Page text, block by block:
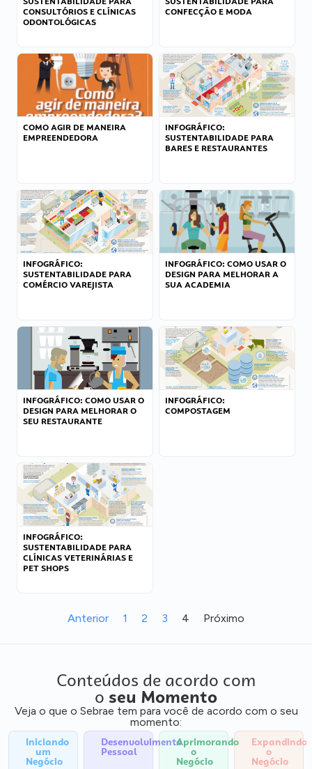
CONSULTÓRIOS E CLÍNICAS
ODONTOLÓGICAS
CONFECÇÃO E MODA
COMO AGIR DE MANEIRA
EMPREENDEDORA
INFOGRÁFICO:
SUSTENTABILIDADE PARA
BARES E RESTAURANTES
INFOGRÁFICO:
SUSTENTABILIDADE PARA
COMÉRCIO VAREJISTA
INFOGRÁFICO: COMO USAR O
DESIGN PARA MELHORAR A
SUA ACADEMIA
INFOGRÁFICO: COMO USAR O
DESIGN PARA MELHORAR O
SEU RESTAURANTE
INFOGRÁFICO:
COMPOSTAGEM
INFOGRÁFICO:
SUSTENTABILIDADE PARA
CLÍNICAS VETERINÁRIAS E
PET SHOPS
Anterior 1 2 3 4 Próximo
Conteúdos de acordo com
o seu Momento
Veja o que o Sebrae tem para você de acordo com o seu
momento:
Iniciando
um
Negócio
Desenvolvimento
Pessoal
Aprimorando
o
Negócio
Expandindo
o
Negócio